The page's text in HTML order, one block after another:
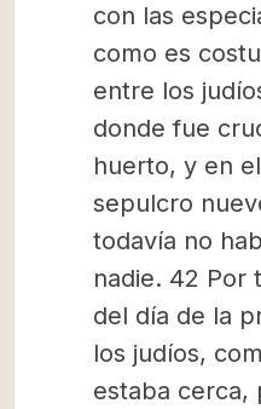
con las
como es
entre los
donde fue
huerto, y en
sepulcro
todavía no
nadie. 42 Por
del día de la
los judíos,
estaba cerca,